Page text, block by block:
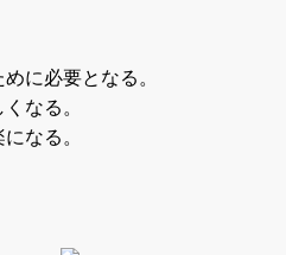
に必要となる。
なる。
なる。